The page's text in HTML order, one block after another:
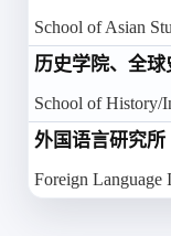
School of Asian
历史学院、全球
School of History/
外国语言研究所
Foreign Language